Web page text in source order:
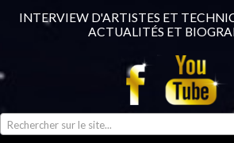
INTERVIEW D'ARTISTES ET
ACTUALITÉS ET
Rechercher sur le site...